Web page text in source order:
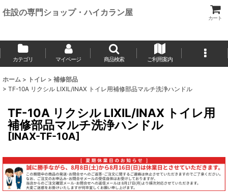
住設の専門ショップ・ハイカラン屋
カート
カテゴリ マイページ 商品検索 ご利用案内
ホーム > トイレ > 補修部品
> TF-10A リクシル LIXIL/INAX トイレ用補修部品マルチ洗浄ハンドル
TF-10A リクシル LIXIL/INAX トイレ用
補修部品マルチ洗浄ハンドル
[INAX-TF-10A]